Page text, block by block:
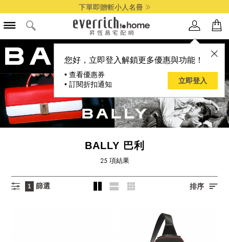
下單即贈斬小人名冊
您好，立即登入解鎖更多優惠與功能！
• 查看優惠券
• 訂閱折扣通知
立即登入
品牌選單
BALLY 巴利
25 項結果
1 篩選 排序